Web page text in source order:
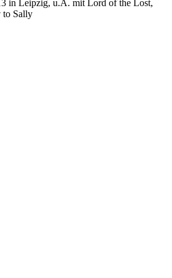
in Leipzig, u.A. mit Lord of the Lost,
to Sally